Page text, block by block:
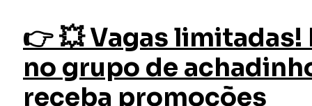
fazer login
Início Cursos Cursos Gratuitos Mercado Imobiliário